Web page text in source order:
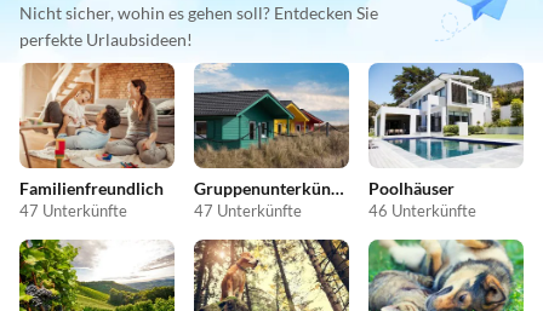
Nicht sicher, wohin es gehen soll? Entdecken Sie
perfekte Urlaubsideen!
Familienfreundlich
47 Unterkünfte
Gruppenunterkünfte
47 Unterkünfte
Poolhäuser
46 Unterkünfte